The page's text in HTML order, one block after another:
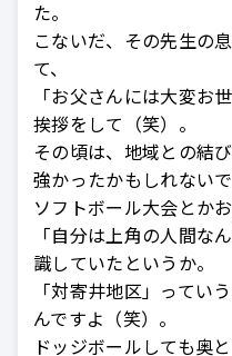
た。
こないだ、その先生の
て、
「お父さんには大変お
挨拶をして（笑）。
その頃は、地域との結
強かったかもしれないで
ソフトボール大会とか
「自分は上角の人間な
識していたというか。
「対寄井地区」ってい
んですよ（笑）。
ドッジボールしても奥